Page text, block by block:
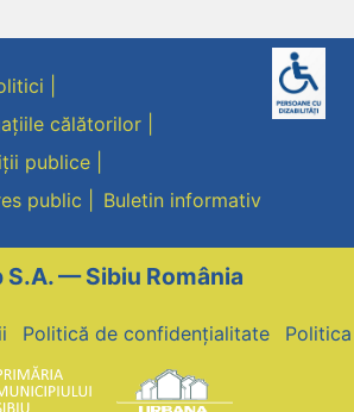
călătorilor
publice
public
Buletin informativ
S.A. — Sibiu România
Politică de confidențialitate